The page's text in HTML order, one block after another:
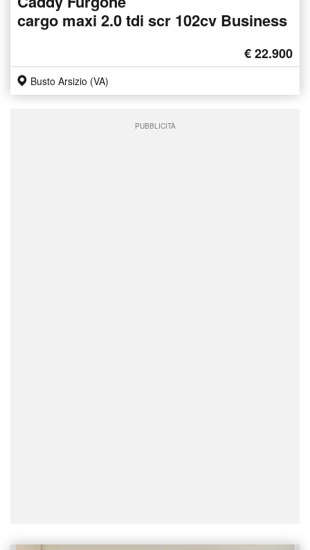
cargo maxi 2.0 tdi scr 102cv Business
€ 22.900
Busto Arsizio (VA)
PUBBLICITÀ